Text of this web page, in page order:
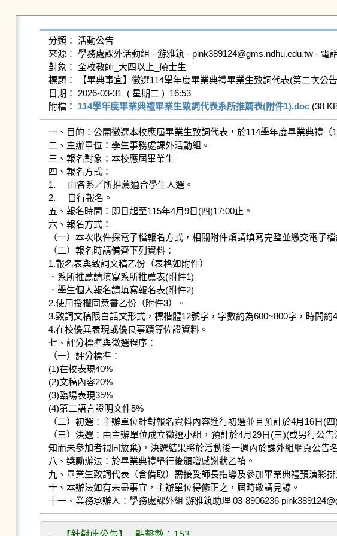
分類： 活動公告
來源： 學務處課外活動組 - 游雅筑 - pink389124@gms.ndhu.edu.tw - 電
對象： 全校教師_大四以上_碩士生
標題： 【畢典事宜】徵選114學年度畢業典禮畢業生致詞代表(第二次公
日期： 2026-03-31  ( 星期二 )  16:53
附檔： 114學年度畢業典禮畢業生致詞代表系所推薦表(附件1).doc (38
一、目的：公開徵選本校應屆畢業生致詞代表，於114學年度畢業典禮（
二、主辦單位：學生事務處課外活動組。
三、報名對象：本校應屆畢業生
四、報名方式：
1.	由各系／所推薦適合學生人選。
2.	自行報名。
五、報名時間：即日起至115年4月9日(四)17:00止。
六、報名方式：
（一）本次收件採電子檔報名方式，相關附件煩請填寫完整並繳交電子
（二）報名時請備齊下列資料：
1.報名表與致詞文稿乙份（表格如附件）
．系所推薦請填寫系所推薦表(附件1)
．學生個人報名請填寫報名表(附件2)
2.使用授權同意書乙份（附件3）。
3.致詞文稿限白話文形式，標楷體12號字，字數約為600~800字，時間約
4.在校優異表現或優良事蹟等佐證資料。
七、評分標準與徵選程序：
（一）評分標準：
(1)在校表現40%
(2)文稿內容20%
(3)臨場表現35%
(4)第二語言證明文件5%
（二）初選：主辦單位針對報名資料內容進行初選並且預計於4月16日(
（三）決選：由主辦單位成立徵選小組，預計於4月29日(三)(或另行公
知而未參加者視同放棄)，決選結果將於活動後一週內於課外組網頁公告
八、獎勵辦法：於畢業典禮舉行後頒贈感謝狀乙禎。
九、畢業生致詞代表（含備取）需接受師長指導及參加畢業典禮預演彩排
十、本辦法如有未盡事宜，主辦單位得修正之，屆時敬請見諒。
十一、業務承辦人：學務處課外組 游雅筑助理 03-8906236